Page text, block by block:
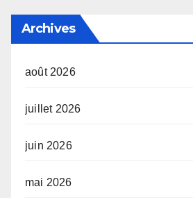
Archives
août 2026
juillet 2026
juin 2026
mai 2026